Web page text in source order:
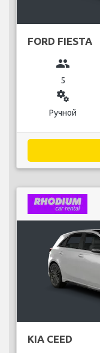
FORD FIESTA
group
5
miscellaneous_services
Ручной
KIA CEED